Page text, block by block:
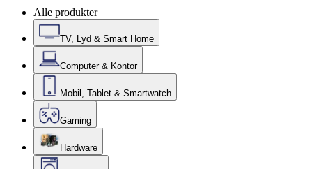
Alle produkter
TV, Lyd & Smart Home
Computer & Kontor
Mobil, Tablet & Smartwatch
Gaming
Hardware